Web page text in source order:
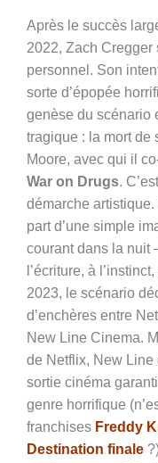
Après le succès
2022, Zach Cregger
personnel. Son
sorte d’épopée
genèse du scénario
tragique : la mort de
Moore, avec qui il
War on Drugs.
démarche
part d’une simple
courant dans la nuit
l’écriture, à
2023, le scénario
d’enchères entre
New Line Cinema.
de Netflix, New Line
sortie cinéma
genre horrifique
franchises Freddy
Destination finale